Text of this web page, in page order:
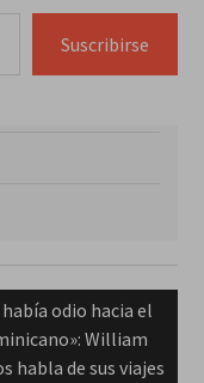
Suscribirse
había odio hacia el
William
habla de sus viajes